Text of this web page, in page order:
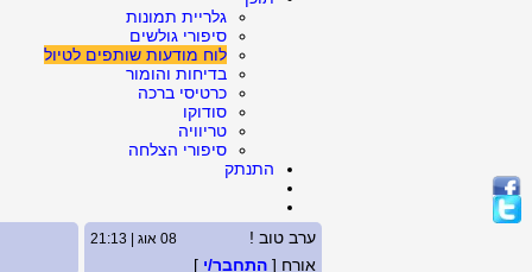
גלריית תמונות
סיפורי גולשים
לוח מודעות שותפים לטיול
בדיחות והומור
כרטיסי ברכה
סודוקו
טריוויה
סיפורי הצלחה
התנתק
ערב טוב ! 08 אוג | 21:13
אורח [ התחבר/י ]